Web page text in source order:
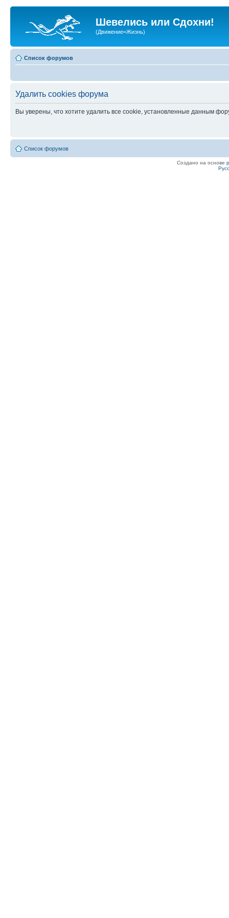
Шевелись или Сдохни!
(Движение=Жизнь)
Список форумов
Удалить cookies форума
Вы уверены, что хотите удалить все cookie, установленные данным
Список форумов
Создано на основе